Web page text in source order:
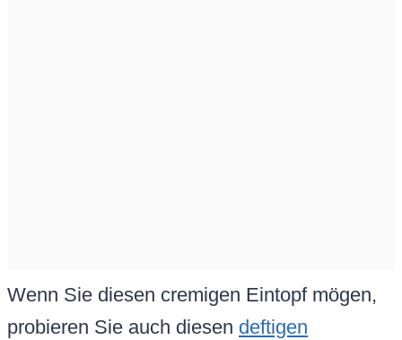
Wenn Sie diesen cremigen Eintopf mögen,
probieren Sie auch diesen deftigen